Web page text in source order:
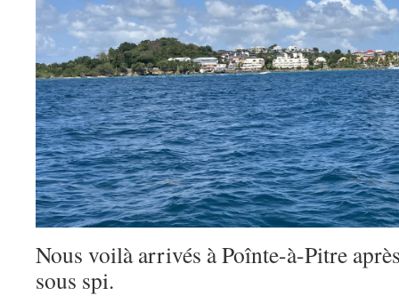
Nous voilà arrivés à Poînte-à-Pitre
sous spi.